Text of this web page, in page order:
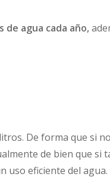
de agua cada año,
De forma que si
de bien que si
uso eficiente del agua.